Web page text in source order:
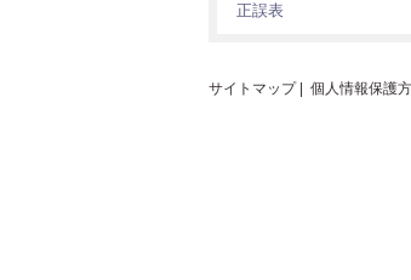
正誤表
サイトマップ| 個人情報保護